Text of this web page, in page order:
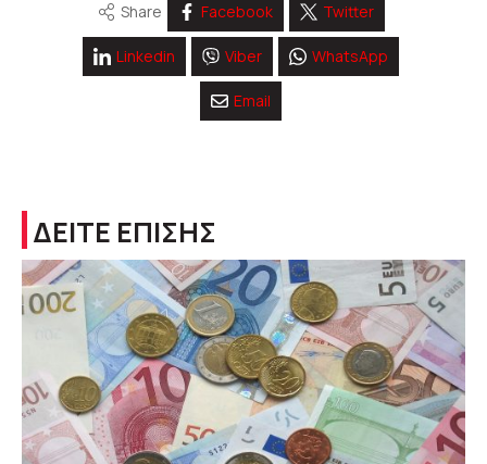
Share Facebook Twitter
Linkedin Viber WhatsApp
Email
ΔΕΙΤΕ ΕΠΙΣΗΣ